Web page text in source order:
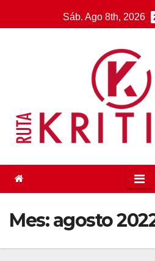
al
Sáb. Ago 8th, 2026
Mes:agosto